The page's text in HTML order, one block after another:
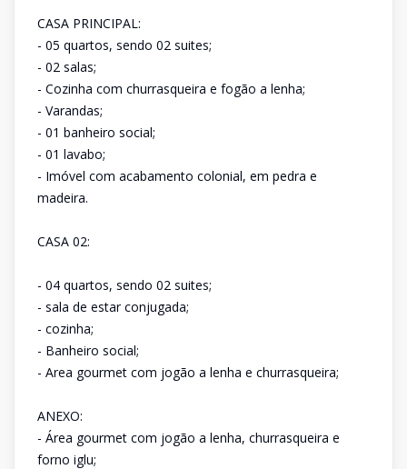
CASA PRINCIPAL:
- 05 quartos, sendo 02 suites;
- 02 salas;
- Cozinha com churrasqueira e fogão a lenha;
- Varandas;
- 01 banheiro social;
- 01 lavabo;
- Imóvel com acabamento colonial, em pedra e
madeira.
CASA 02:
- 04 quartos, sendo 02 suites;
- sala de estar conjugada;
- cozinha;
- Banheiro social;
- Area gourmet com jogão a lenha e churrasqueira;
ANEXO:
- Área gourmet com jogão a lenha, churrasqueira e
forno iglu;